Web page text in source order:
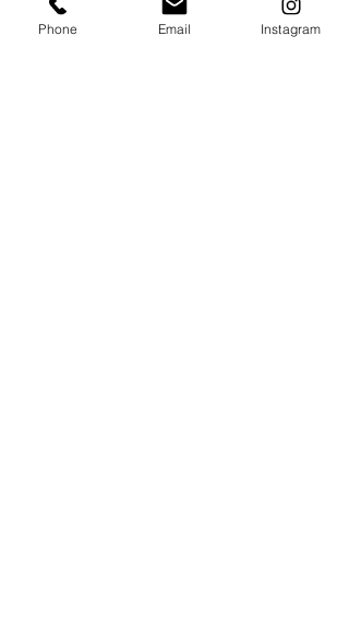
コメント
Phone Email Instagram